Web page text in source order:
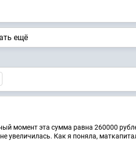
ещё
момент эта сумма равна 260000
увеличилась. Как я поняла,